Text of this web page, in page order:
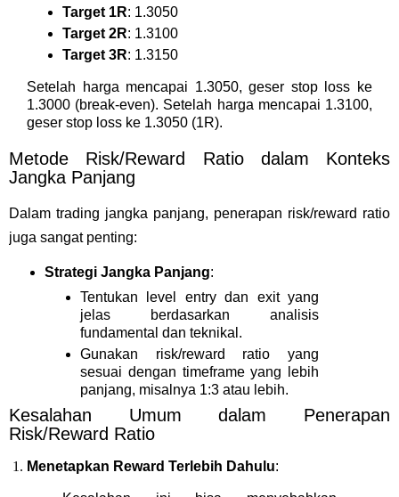
Target 1R: 1.3050
Target 2R: 1.3100
Target 3R: 1.3150
Setelah harga mencapai 1.3050, geser stop loss ke
1.3000 (break-even). Setelah harga mencapai 1.3100,
geser stop loss ke 1.3050 (1R).
Metode Risk/Reward Ratio dalam Konteks
Jangka Panjang
Dalam trading jangka panjang, penerapan risk/reward ratio
juga sangat penting:
Strategi Jangka Panjang:
Tentukan level entry dan exit yang
jelas berdasarkan analisis
fundamental dan teknikal.
Gunakan risk/reward ratio yang
sesuai dengan timeframe yang lebih
panjang, misalnya 1:3 atau lebih.
Kesalahan Umum dalam Penerapan
Risk/Reward Ratio
Menetapkan Reward Terlebih Dahulu: